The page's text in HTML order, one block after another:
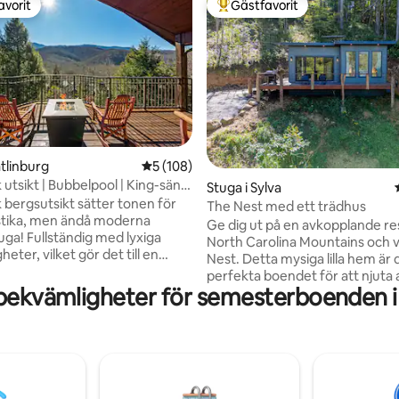
betyg, 108 omdömen
5 av 5 i genomsnittligt betyg, 108
5 (108)
utsikt | Bubbelpool | King-säng
vägar!
bergsutsikt sätter tonen för
men ändå moderna
Fullständig med lyxiga
vilket gör det till en
en bubbelpool, 3 täckta
en lyxig dusch med ett
Lättillgängligt via alla
Populär gästfavorit
Gästfavorit
Stuga i Sylva
The Nest med ett trädhus
Ge dig ut på en avkopplande
North Carolina Mountains och
Nest. Detta mysiga lilla hem är
perfekta boendet för att njuta
naturen. Njut av den magnifika
natursköna utsikten (både
Detta boende har allt du
helg borta. Nest är nybyggt och
för semesterboenden